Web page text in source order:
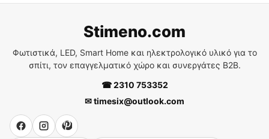
Stimeno.com
Φωτιστικά, LED, Smart Home και ηλεκτρολογικό υλικό για το
σπίτι, τον επαγγελματικό χώρο και συνεργάτες B2B.
☎ 2310 753352
✉ timesix@outlook.com